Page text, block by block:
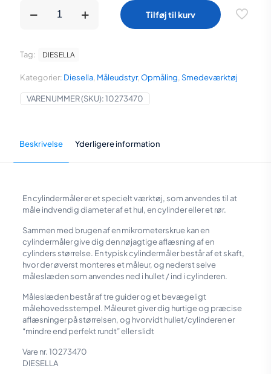
Cylindermåler
mm
med
måleur
Tilføj til kurv
VARENUMMER (SKU):10273470
Kategorier: Diesella, Måleudstyr, Opmåling, Smedeværktøj
Tag: DIESELLA
Beskrivelse Yderligere information
En cylindermåler er et specielt værktøj, som anvendes til at
måle indvendig diameter af et hul, en cylinder eller et rør.
Sammen med brugen af en mikrometerskrue kan en
cylindermåler give dig den nøjagtige aflæsning af en
cylinders størrelse. En typisk cylindermåler består af et skaft,
hvor der øverst monteres et måleur, og nederst selve
måleslæden som anvendes ned i hullet / ind i cylinderen.
Måleslæden består af tre guider og et bevægeligt
målehovedsstempel. Måleuret giver dig hurtige og præcise
aflæsninger på størrelsen, og hvorvidt hullet/cylinderen er
“mindre end perfekt rundt” eller slidt
Vare nr. 10273470
DIESELLA